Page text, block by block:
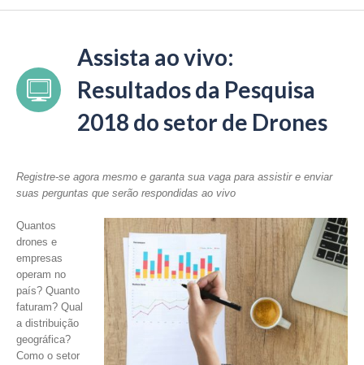
Assista ao vivo:
Resultados da Pesquisa
2018 do setor de Drones
Registre-se agora mesmo e garanta sua vaga para assistir e enviar
suas perguntas que serão respondidas ao vivo
Quantos
drones e
empresas
operam no
país? Quanto
faturam? Qual
a distribuição
geográfica?
Como o setor